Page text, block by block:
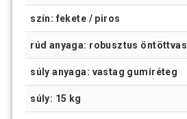
szín: fekete / piros
rúd anyaga: robusztus öntöttvas
súly anyaga: vastag gumiréteg
súly: 15 kg